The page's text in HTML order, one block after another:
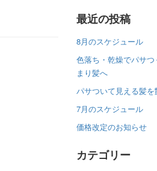
最近の投稿
8月のスケジュール
色落ち・乾燥でパサ
まり髪へ
パサついて見える髪
7月のスケジュール
価格改定のお知らせ
カテゴリー